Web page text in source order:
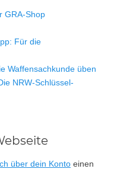
GRA-Shop
Für die
Waffensachkunde üben
NRW-Schlüssel-
über dein Konto einen